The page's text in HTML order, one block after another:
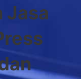
Jasa